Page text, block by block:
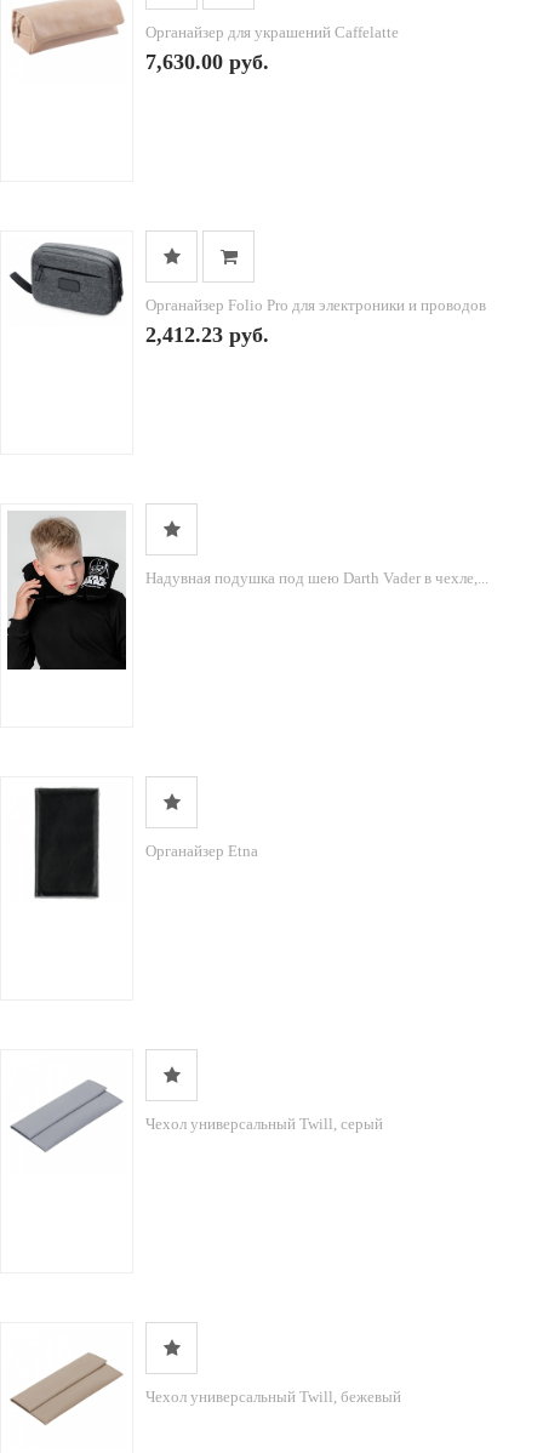
Органайзер для украшений Caffelatte
7,630.00 руб.
Органайзер Folio Pro для электроники и проводов
2,412.23 руб.
Надувная подушка под шею Darth Vader в чехле,...
Органайзер Etna
Чехол универсальный Twill, серый
Чехол универсальный Twill, бежевый